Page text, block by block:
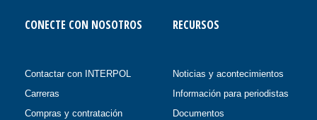
CONECTE CON NOSOTROS
Contactar con INTERPOL
Carreras
Compras y contratación
RECURSOS
Noticias y acontecimientos
Información para periodistas
Documentos